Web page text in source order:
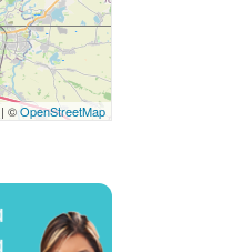
| ©OpenStreetMap